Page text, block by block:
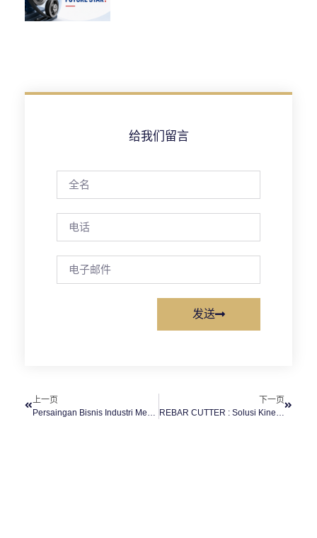
给我们留言
发送
上一页
下一页